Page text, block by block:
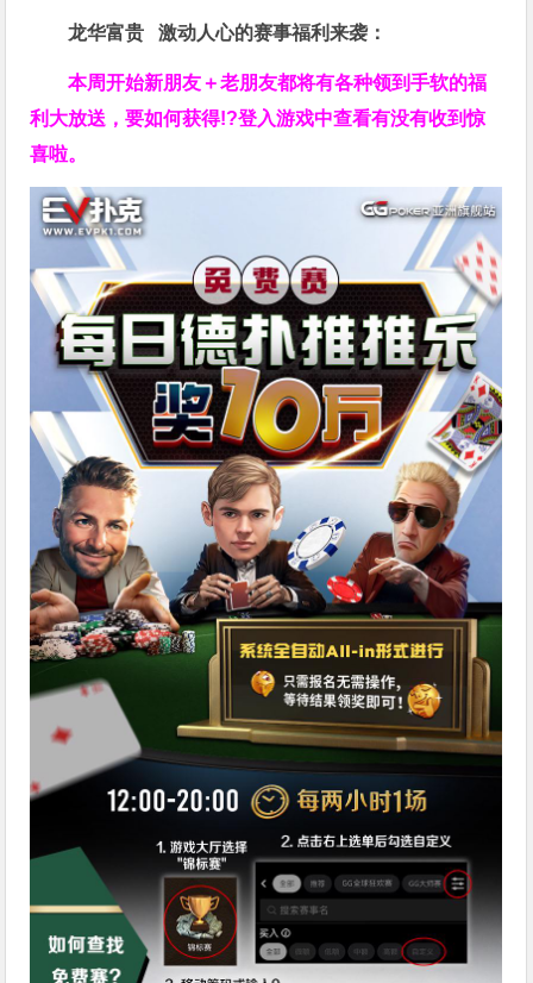
龙华富贵 激动人心的赛事福利来袭：
本周开始新朋友＋老朋友都将有各种领到手软的福
利大放送，要如何获得!?登入游戏中查看有没有收到惊
喜啦。